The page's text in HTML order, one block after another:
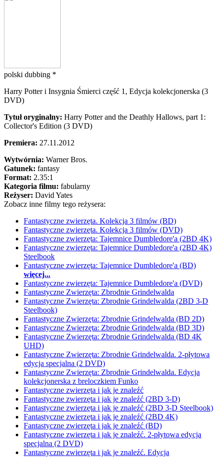
polski dubbing *
Harry Potter i Insygnia Śmierci część 1, Edycja kolekcjonerska (3
DVD)
Tytuł oryginalny: Harry Potter and the Deathly Hallows, part 1:
Collector's Edition (3 DVD)
Premiera: 27.11.2012
Wytwórnia: Warner Bros.
Gatunek: fantasy
Format: 2.35:1
Kategoria filmu: fabularny
Reżyser: David Yates
Zobacz inne filmy tego reżysera:
Fantastyczne zwierzęta. Kolekcja 3 filmów (BD)
Fantastyczne zwierzęta. Kolekcja 3 filmów (DVD)
Fantastyczne zwierzęta: Tajemnice Dumbledore'a (2BD 4K)
Fantastyczne zwierzęta: Tajemnice Dumbledore'a (2BD 4K)
Steelbook
Fantastyczne zwierzęta: Tajemnice Dumbledore'a (BD)
więcej...
Fantastyczne zwierzęta: Tajemnice Dumbledore'a (DVD)
Fantastyczne Zwierzęta: Zbrodnie Grindelwalda
Fantastyczne Zwierzęta: Zbrodnie Grindelwalda (2BD 3-D
Steelbook)
Fantastyczne Zwierzęta: Zbrodnie Grindelwalda (BD 2D)
Fantastyczne Zwierzęta: Zbrodnie Grindelwalda (BD 3D)
Fantastyczne Zwierzęta: Zbrodnie Grindelwalda (BD 4K
UHD)
Fantastyczne Zwierzęta: Zbrodnie Grindelwalda. 2-płytowa
edycja specjalna (2 DVD)
Fantastyczne Zwierzęta: Zbrodnie Grindelwalda. Edycja
kolekcjonerska z breloczkiem Funko
Fantastyczne zwierzęta i jak je znaleźć
Fantastyczne zwierzęta i jak je znaleźć (2BD 3-D)
Fantastyczne zwierzęta i jak je znaleźć (2BD 3-D Steelbook)
Fantastyczne zwierzęta i jak je znaleźć (2BD 4K)
Fantastyczne zwierzęta i jak je znaleźć (BD)
Fantastyczne zwierzęta i jak je znaleźć. 2-płytowa edycja
specjalna (2 DVD)
Fantastyczne zwierzęta i jak je znaleźć. Edycja